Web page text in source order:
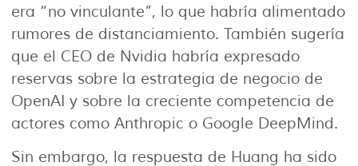
era “no vinculante”, lo que habría alimentado
rumores de distanciamiento. También sugería
que el CEO de Nvidia habría expresado
reservas sobre la estrategia de negocio de
OpenAI y sobre la creciente competencia de
actores como Anthropic o Google DeepMind.
Sin embargo, la respuesta de Huang ha sido